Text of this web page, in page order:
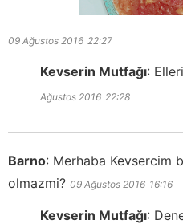
09 Ağustos 2016 22:27
Kevserin Mutfağı:
Ağustos 2016 22:28
Barno: Merhaba Kevsercim
olmazmi? 09 Ağustos 2016 16:16
Kevserin Mutfağı: